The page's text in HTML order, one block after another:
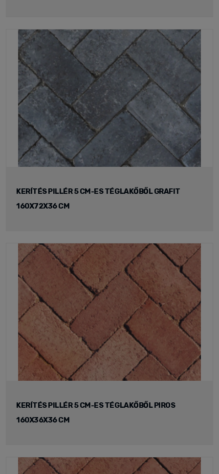
KERÍTÉS PILLÉR 5 CM-ES TÉGLAKŐBŐL GRAFIT
160X72X36 CM
KERÍTÉS PILLÉR 5 CM-ES TÉGLAKŐBŐL PIROS
160X36X36 CM